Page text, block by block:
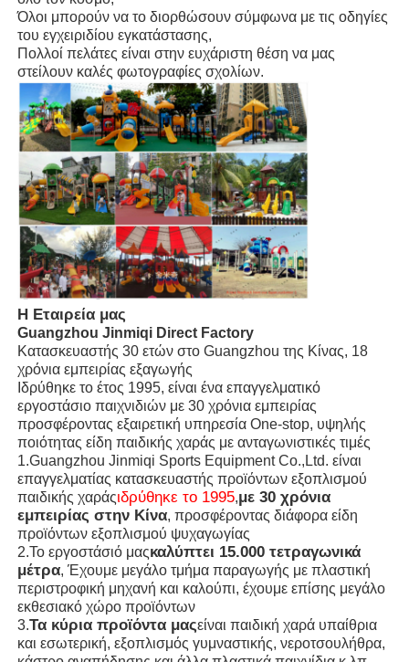
Μεγάλη υδρότρυπα
Εξοπλισμός Πάρκου Νερού
Ανεβαστήρι παιδικής χαράς με σχοινιά
ξύλινος εξοπλισμός παιδικής χαράς
Τύπος
εταιρείας
Εργοστάσιο στο Guangzhou, Κίνα
Εγκατάσταση Εγχειρίδιο οδηγιών εγκατάστασης,
Τεχνικός αποστολής είναι διαθέσιμος
Όλοι μπορούν να το διορθώσουν σύμφωνα με τις οδηγίες
του εγχειριδίου εγκατάστασης,
Πολλοί πελάτες είναι στην ευχάριστη θέση να μας
στείλουν καλές φωτογραφίες σχολίων.
Η Εταιρεία μας
Guangzhou Jinmiqi Direct Factory
Κατασκευαστής 30 ετών στο Guangzhou της Κίνας, 18
χρόνια εμπειρίας εξαγωγής
Ιδρύθηκε το έτος 1995, είναι ένα επαγγελματικό
εργοστάσιο παιχνιδιών με 30 χρόνια εμπειρίας
προσφέροντας εξαιρετική υπηρεσία One-stop, υψηλής
ποιότητας είδη παιδικής χαράς με ανταγωνιστικές τιμές
1.Guangzhou Jinmiqi Sports Equipment Co.,Ltd. είναι
επαγγελματίας κατασκευαστής προϊόντων εξοπλισμού
παιδικής χαράςιδρύθηκε το 1995,με 30 χρόνια
εμπειρίας στην Κίνα, προσφέροντας διάφορα είδη
προϊόντων εξοπλισμού ψυχαγωγίας
2.Το εργοστάσιό μαςκαλύπτει 15.000 τετραγωνικά
μέτρα, Έχουμε μεγάλο τμήμα παραγωγής με πλαστική
περιστροφική μηχανή και καλούπι, έχουμε επίσης μεγάλο
εκθεσιακό χώρο προϊόντων
3.Τα κύρια προϊόντα μαςείναι παιδική χαρά υπαίθρια
και εσωτερική, εξοπλισμός γυμναστικής, νεροτσουλήθρα,